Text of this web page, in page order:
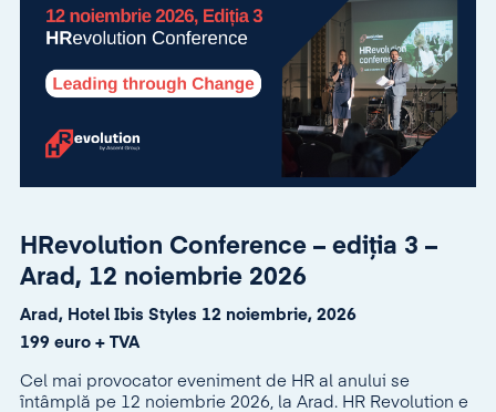
HRevolution Conference – ediția 3 –
Arad, 12 noiembrie 2026
Arad, Hotel Ibis Styles 12 noiembrie, 2026
199 euro + TVA
Cel mai provocator eveniment de HR al anului se
întâmplă pe 12 noiembrie 2026, la Arad. HR Revolution e